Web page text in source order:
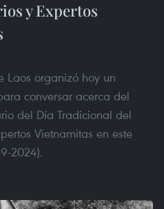
y Expertos
Laos organizó hoy un
conversar acerca del
del Día Tradicional del
Vietnamitas en este
2024).